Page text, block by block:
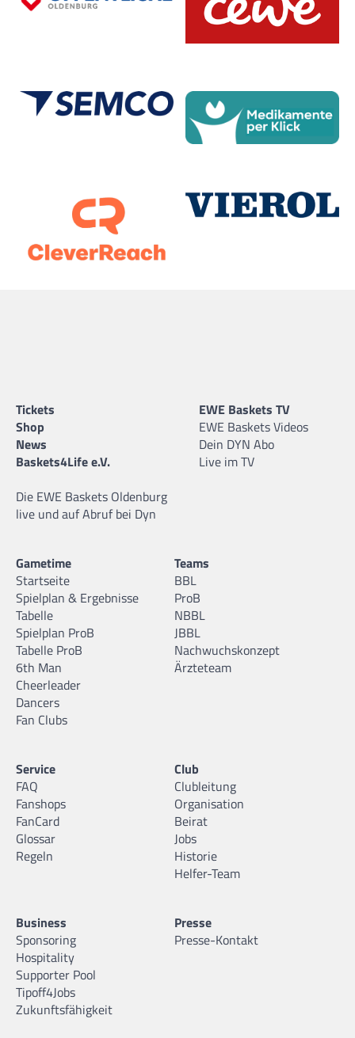
Tickets
Shop
News
Baskets4Life e.V.
Die EWE Baskets Oldenburg
live und auf Abruf bei Dyn
EWE Baskets TV
EWE Baskets Videos
Dein DYN Abo
Live im TV
Gametime
Startseite
Spielplan & Ergebnisse
Tabelle
Spielplan ProB
Tabelle ProB
6th Man
Cheerleader
Dancers
Fan Clubs
Teams
BBL
ProB
NBBL
JBBL
Nachwuchskonzept
Ärzteteam
Service
FAQ
Fanshops
FanCard
Glossar
Regeln
Club
Clubleitung
Organisation
Beirat
Jobs
Historie
Helfer-Team
Business
Sponsoring
Hospitality
Supporter Pool
Tipoff4Jobs
Zukunftsfähigkeit
Presse
Presse-Kontakt